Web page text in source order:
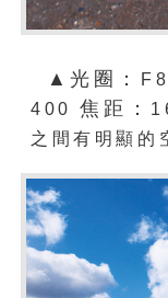
▲光圈： F8
400焦距：
之間有明顯的